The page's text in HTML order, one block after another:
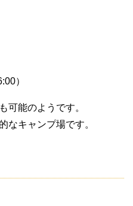
）
可能のようです。
なキャンプ場です。